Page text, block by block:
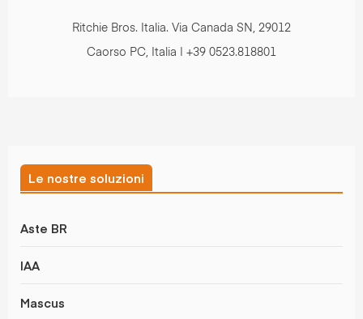
Ritchie Bros. Italia. Via Canada SN, 29012
Caorso PC, Italia | +39 0523.818801
Le nostre soluzioni
Aste BR
IAA
Mascus